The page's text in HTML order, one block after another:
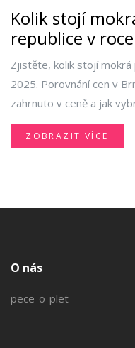
Kolik stojí
republice v
Zjistěte, kolik stojí mokrá
2025. Porovnání cen v
zahrnuto v ceně a jak
ZOBRAZIT VÍCE
O nás
pece-o-plet